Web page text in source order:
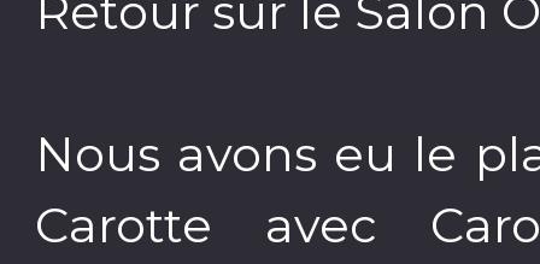
Nous avons eu le
Carotte avec